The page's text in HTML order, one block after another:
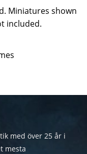
Miniatures shown
included.
med över 25 år i
mesta